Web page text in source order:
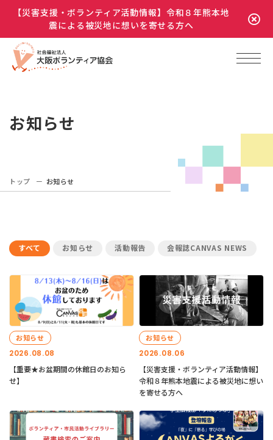
【災害支援・ボランティア活動情報】令和８年熊本地
震による被災地に想いを寄せる方へ
お知らせ
トップ お知らせ
すべて お知らせ 活動報告 会報誌CANVAS NEWS
2026.08.08
お知らせ
【重要★お盆期間の休館日のお知ら
せ】
2026.08.06
お知らせ
【災害支援・ボランティア活動情報】
令和８年熊本地震による被災地に想い
を寄せる方へ